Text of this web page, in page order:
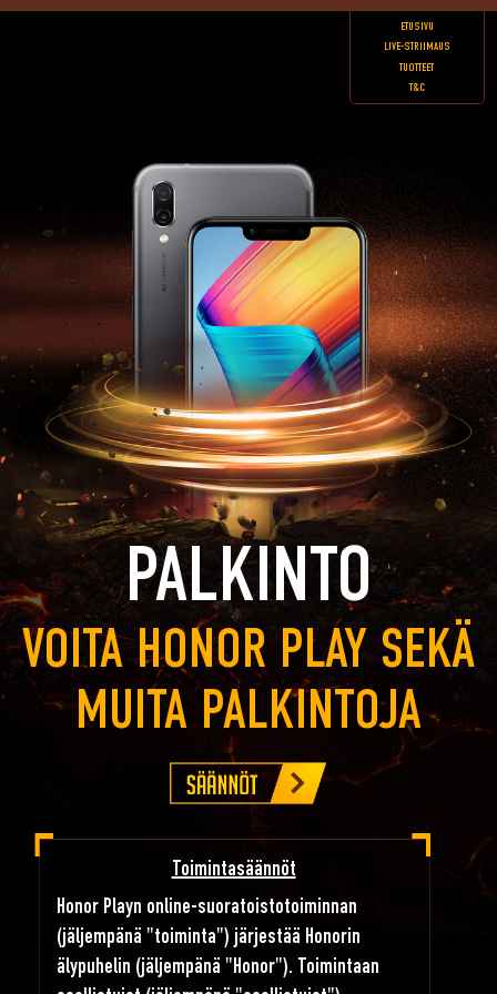
ETUSIVU
LIVE-STRIIMAUS
TUOTTEET
T&C
PALKINTO
VOITA HONOR PLAY SEKÄ
MUITA PALKINTOJA
Toimintasäännöt
Honor Playn online-suoratoistotoiminnan
(jäljempänä "toiminta") järjestää Honorin
älypuhelin (jäljempänä "Honor"). Toimintaan